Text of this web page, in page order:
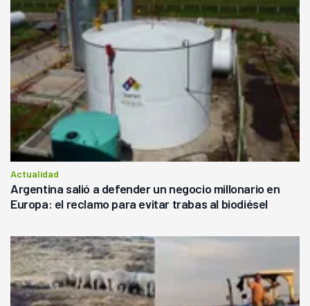
Actualidad
Argentina salió a defender un negocio millonario en
Europa: el reclamo para evitar trabas al biodiésel